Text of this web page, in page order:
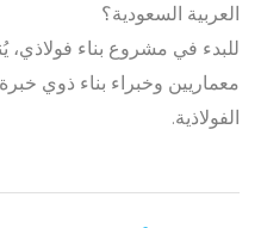
العربية السعودية؟
للبدء في مشروع بناء
معماريين وخبراء بناء ذوي
الفولاذية.